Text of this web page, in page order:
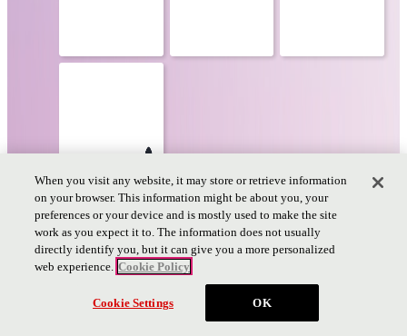
チケット
When you visit any website, it may store or retrieve information
on your browser. This information might be about you, your
preferences or your device and is mostly used to make the site
work as you expect it to. The information does not usually
directly identify you, but it can give you a more personalized
web experience. Cookie Policy
Cookie Settings OK